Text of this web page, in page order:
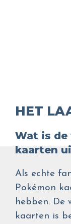
HET
Wat is de
kaarten
Als echte
Pokémon
hebben. De
kaarten is